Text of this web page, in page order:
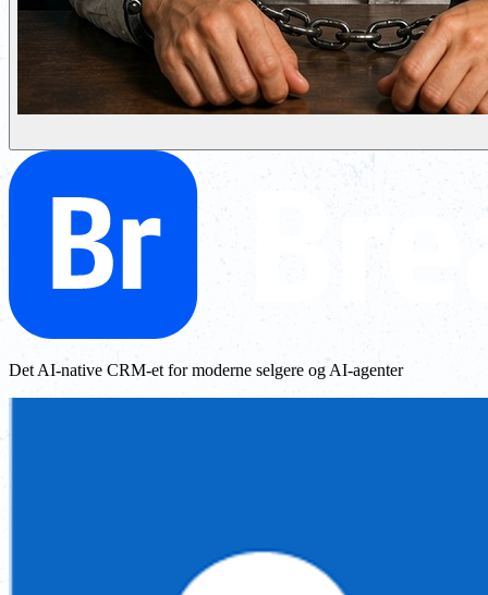
Det AI-native CRM-et for moderne selgere og AI-agenter